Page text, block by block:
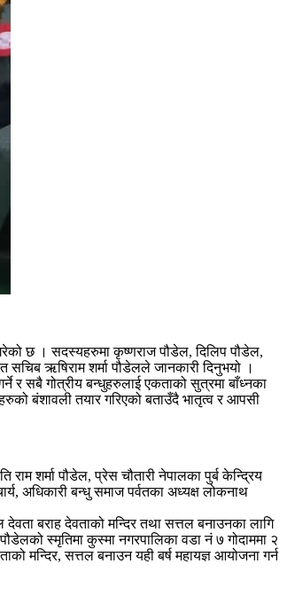
गरेको छ । सदस्यहरुमा कृष्णराज पौडेल, दिलिप पौडेल,
सचिब ऋषिराम शर्मा पौडेलले जानकारी दिनुभयो ।
र सबै गोत्रीय बन्धुहरुलाई एकताको सुत्रमा बाँध्नका
बंशावली तयार गरिएको बताउँदै भातृत्व र आपसी
शर्मा पौडेल, प्रेस चौतारी नेपालका पुर्ब केन्द्रिय
अधिकारी बन्धु समाज पर्वतका अध्यक्ष लोकनाथ
बराह देवताको मन्दिर तथा सत्तल बनाउनका लागि
स्मृतिमा कुस्मा नगरपालिका वडा नं ७ गोदाममा २
मन्दिर, सत्तल बनाउन यही बर्ष महायज्ञ आयोजना गर्न